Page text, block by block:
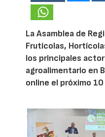
La Asamblea de
Frutícolas,
los principales
agroalimentario en
online el próximo